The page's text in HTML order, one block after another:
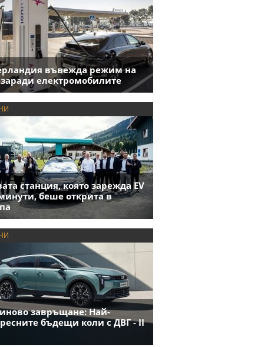
въвежда режим на
заради електромобилите
станция, която зарежда EV
беше открита в
завръщане: Най-
бъдещи коли с ДВГ - II